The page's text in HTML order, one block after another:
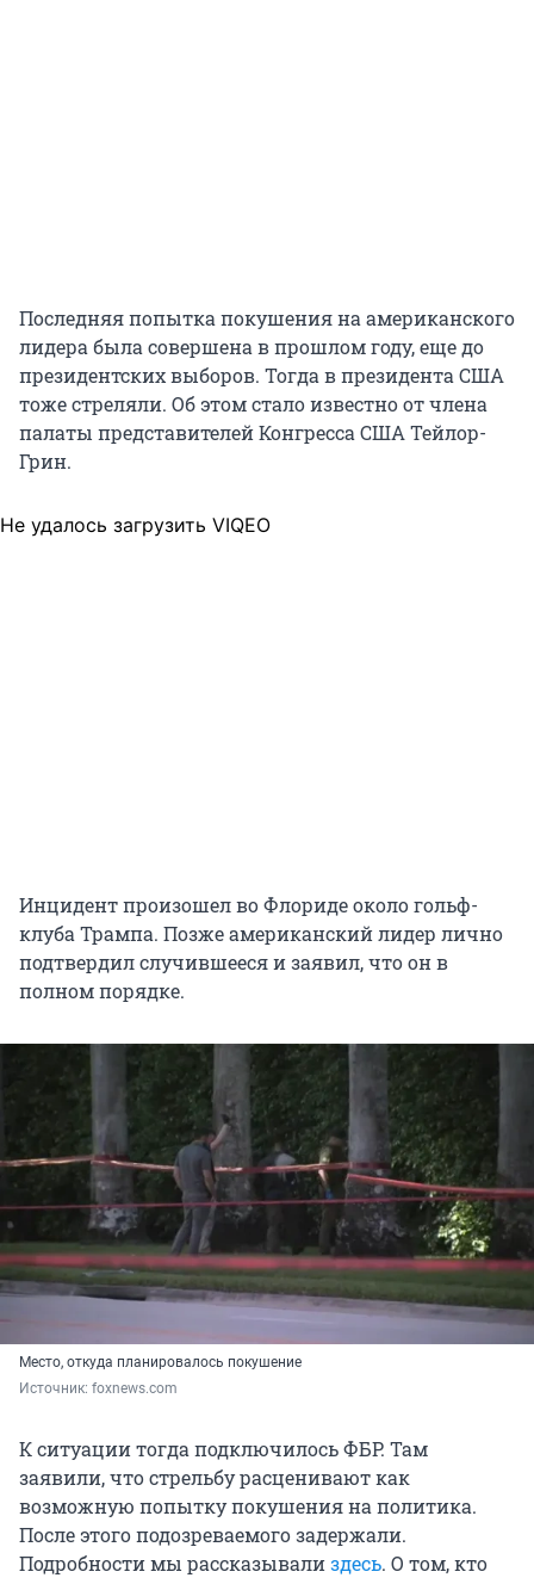
Последняя попытка покушения на американского
лидера была совершена в прошлом году, еще до
президентских выборов. Тогда в президента США
тоже стреляли. Об этом стало известно от члена
палаты представителей Конгресса США Тейлор-
Грин.
Не удалось загрузить VIQEO
Инцидент произошел во Флориде около гольф-
клуба Трампа. Позже американский лидер лично
подтвердил случившееся и заявил, что он в
полном порядке.
Место, откуда планировалось покушение
Источник: foxnews.com
К ситуации тогда подключилось ФБР. Там
заявили, что стрельбу расценивают как
возможную попытку покушения на политика.
После этого подозреваемого задержали.
Подробности мы рассказывализдесь. О том, кто